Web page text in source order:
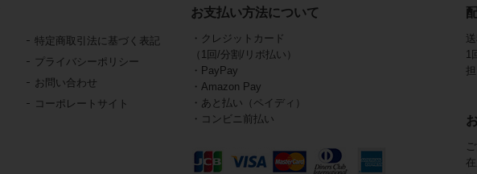
特定商取引法に基づく表記
プライバシーポリシー
お問い合わせ
コーポレートサイト
お支払い方法について
・クレジットカード
（1回/分割/リボ払い）
・PayPay
・Amazon Pay
・あと払い（ペイディ）
・コンビニ前払い
1